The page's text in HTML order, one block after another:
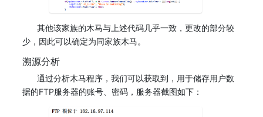
其他该家族的木马与上述代码几乎一致，更改的部分较
少，因此可以确定为同家族木马。
溯源分析
通过分析木马程序，我们可以获取到，用于储存用户数
据的FTP服务器的账号、密码，服务器截图如下：